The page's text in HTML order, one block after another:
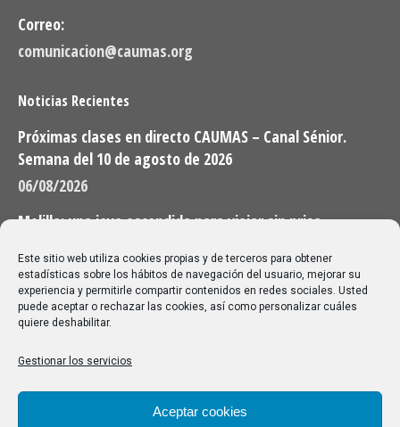
Este sitio web utiliza cookies propias y de terceros para obtener
estadísticas sobre los hábitos de navegación del usuario, mejorar su
experiencia y permitirle compartir contenidos en redes sociales. Usted
puede aceptar o rechazar las cookies, así como personalizar cuáles
quiere deshabilitar.
Gestionar los servicios
Aceptar cookies
Correo:
comunicacion@caumas.org
Noticias Recientes
Próximas clases en directo CAUMAS – Canal Sénior.
Semana del 10 de agosto de 2026
06/08/2026
Melilla: una joya escondida para viajar sin prisa
28/07/2026
Buscar
Buscar:
Aviso Legal|Política de privacidad|Política de cookies